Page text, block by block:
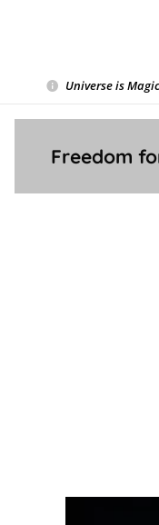
Universe is
Freedom